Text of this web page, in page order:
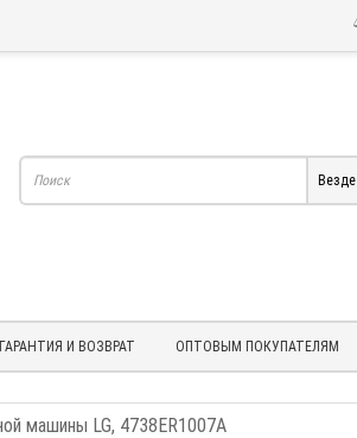
Везде
ГАРАНТИЯ И ВОЗВРАТ ОПТОВЫМ ПОКУПАТЕЛЯМ
машины LG, 4738ER1007A